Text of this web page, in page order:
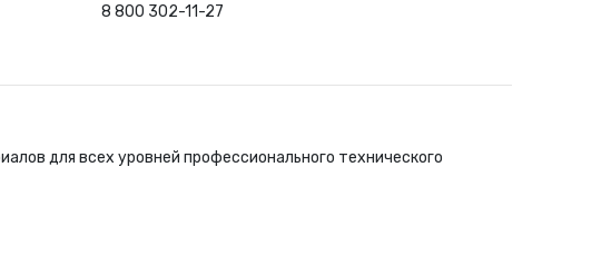
8 800 302-11-27
для всех уровней профессионального технического